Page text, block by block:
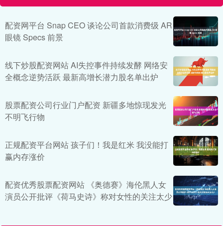
配资网平台 Snap CEO 谈论公司首款消费级 AR
眼镜 Specs 前景
线下炒股配资网站 AI失控事件持续发酵 网络安
全概念逆势活跃 最新高增长潜力股名单出炉
股票配资公司行业门户配资 新疆多地惊现发光
不明飞行物
正规配资平台网站 孩子们！我是红米 我没能打
赢内存涨价
配资优秀股票配资网站 《奥德赛》海伦黑人女
演员公开批评《荷马史诗》称对女性的关注太少